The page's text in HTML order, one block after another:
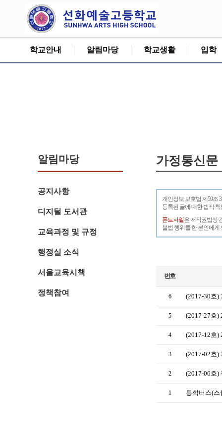
학교안내 알림마당 학교생활 입학
알림마당
공지사항
디지털 도서관
교육과정 및 규정
행정실 소식
서울교육시책
정책참여
가정통신문
개인정보 보호법 제59조
등록된 글에 대한 법적
폰트파일은 저작권법상
불법 행위를 한 본인에게
번호
6 (2017-30호)
5 (2017-27호)
4 (2017-12호)
3 (2017-02호)
2 (2017-06호)
1 통학버스(